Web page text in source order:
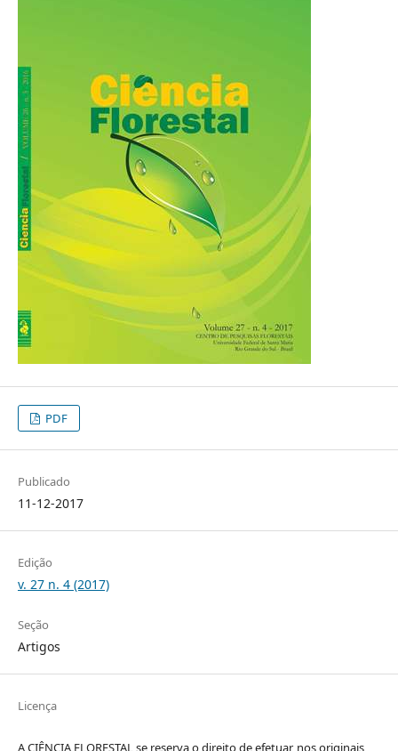
PDF
Publicado
11-12-2017
Edição
v. 27 n. 4 (2017)
Seção
Artigos
Licença
A CIÊNCIA FLORESTAL se reserva o direito de efetuar, nos originais,